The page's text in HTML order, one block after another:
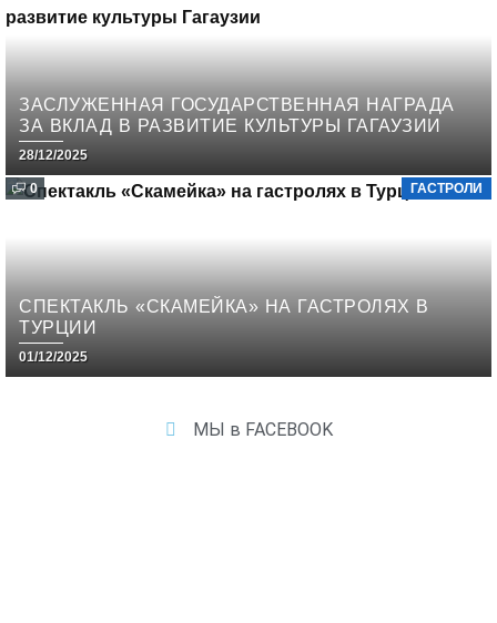
ЗАСЛУЖЕННАЯ ГОСУДАРСТВЕННАЯ НАГРАДА
ЗА ВКЛАД В РАЗВИТИЕ КУЛЬТУРЫ ГАГАУЗИИ
28/12/2025
0 ГАСТРОЛИ
СПЕКТАКЛЬ «СКАМЕЙКА» НА ГАСТРОЛЯХ В
ТУРЦИИ
01/12/2025
МЫ в FACEBOOK